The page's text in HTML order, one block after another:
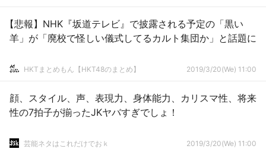
【悲報】NHK『坂道テレビ』で披露される予定の「黒い
羊」が「廃校で怪しい儀式してるカルト集団か」と話題に
HKTまとめもん【HKT48のまとめ】 2019/3/20(We) 11:00
顔、スタイル、声、表現力、身体能力、カリスマ性、将来
性の7拍子が揃ったJKヤバすぎでしょ！
芸能ネタはこれだけでおｋ 2019/3/20(We) 11:00